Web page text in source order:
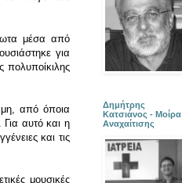
μέσα από
για
πολυποίκιλης
από όποια
αυτό και η
και τις
μουσικές
Δημήτρης
Κατσιάνος - Μοίρα
Αναχαίτισης